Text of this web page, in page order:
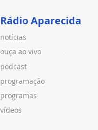
Rádio Aparecida
notícias
ouça ao vivo
podcast
programação
programas
vídeos